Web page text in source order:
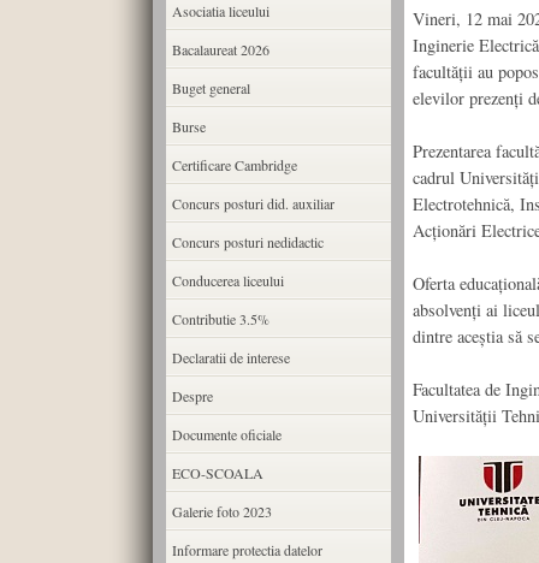
Vineri, 12 mai
Inginerie
facultății au
elevilor prezenți
Prezentarea
cadrul
Electrotehnică,
Acţionări
Oferta
absolvenți ai
dintre aceștia să
Facultatea de
Universității
Asociatia liceului
Bacalaureat 2026
Buget general
Burse
Certificare Cambridge
Concurs posturi did. auxiliar
Concurs posturi nedidactic
Conducerea liceului
Contributie 3.5%
Declaratii de interese
Despre
Documente oficiale
ECO-SCOALA
Galerie foto 2023
Informare protectia datelor